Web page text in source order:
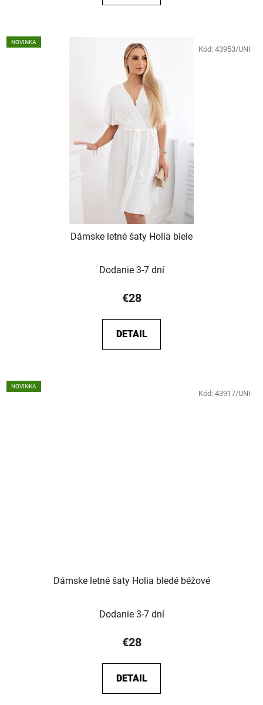
NOVINKA
Dámske letné šaty Holia biele
Dodanie 3-7 dní
€28
DETAIL
Kód: 43953/UNI
NOVINKA
Dámske letné šaty Holia bledé béžové
Dodanie 3-7 dní
€28
DETAIL
Kód: 43917/UNI